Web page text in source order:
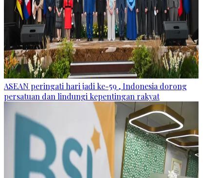
ASEAN peringati hari jadi ke-59 , Indonesia dorong
persatuan dan lindungi kepentingan rakyat